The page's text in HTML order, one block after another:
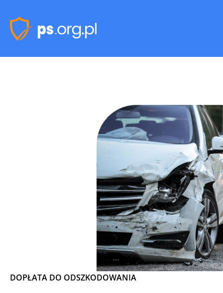
DOPŁATA DO ODSZKODOWANIA